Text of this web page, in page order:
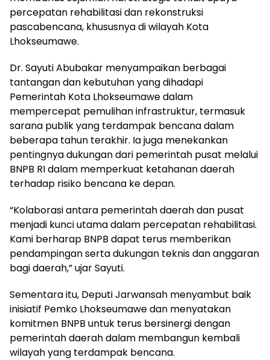
percepatan rehabilitasi dan rekonstruksi
pascabencana, khususnya di wilayah Kota
Lhokseumawe.
Dr. Sayuti Abubakar menyampaikan berbagai
tantangan dan kebutuhan yang dihadapi
Pemerintah Kota Lhokseumawe dalam
mempercepat pemulihan infrastruktur, termasuk
sarana publik yang terdampak bencana dalam
beberapa tahun terakhir. Ia juga menekankan
pentingnya dukungan dari pemerintah pusat melalui
BNPB RI dalam memperkuat ketahanan daerah
terhadap risiko bencana ke depan.
“Kolaborasi antara pemerintah daerah dan pusat
menjadi kunci utama dalam percepatan rehabilitasi.
Kami berharap BNPB dapat terus memberikan
pendampingan serta dukungan teknis dan anggaran
bagi daerah,” ujar Sayuti.
Sementara itu, Deputi Jarwansah menyambut baik
inisiatif Pemko Lhokseumawe dan menyatakan
komitmen BNPB untuk terus bersinergi dengan
pemerintah daerah dalam membangun kembali
wilayah yang terdampak bencana.